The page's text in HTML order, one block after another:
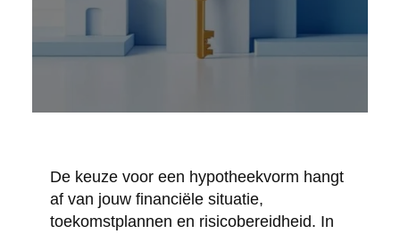
De keuze voor een hypotheekvorm hangt
af van jouw financiële situatie,
toekomstplannen en risicobereidheid. In